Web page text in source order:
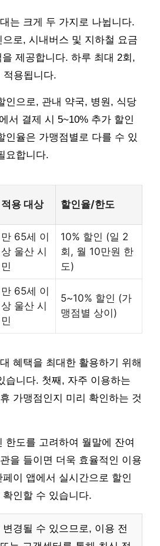
는 크게 두 가지로 나뉩니다.
로, 시내버스 및 지하철 요금
제공합니다. 하루 최대 2회,
적용됩니다.
인으로, 관내 약국, 병원, 식당
서 결제 시 5~10% 추가 할인
인율은 가맹점별로 다를 수 있
요합니다.
적용 대상 할인율/한도
만 65세 이
상 울산 시
민
10% 할인 (일 2
회, 월 10만원 한
도)
만 65세 이
상 울산 시
민
5~10% 할인 (가
맹점별 상이)
혜택을 최대한 활용하기 위해
습니다. 첫째, 자주 이용하는
가맹점인지 미리 확인하는 것
한도를 고려하여 월말에 잔여
을 들이면 더욱 효율적인 이용
이 앱에서 실시간으로 할인
인할 수 있습니다.
경될 수 있으므로, 이용 전